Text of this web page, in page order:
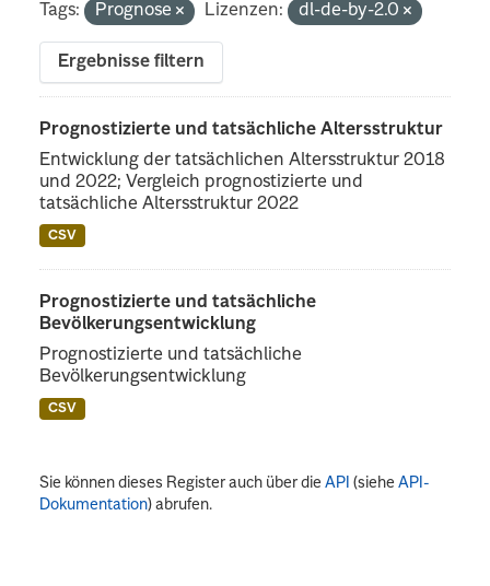
Tags: Prognose Lizenzen: dl-de-by-2.0
Ergebnisse filtern
Prognostizierte und tatsächliche Altersstruktur
Entwicklung der tatsächlichen Altersstruktur 2018
und 2022; Vergleich prognostizierte und
tatsächliche Altersstruktur 2022
CSV
Prognostizierte und tatsächliche
Bevölkerungsentwicklung
Prognostizierte und tatsächliche
Bevölkerungsentwicklung
CSV
Sie können dieses Register auch über dieAPI (sieheAPI-
Dokumentation) abrufen.